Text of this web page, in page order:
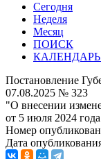
Сегодня
Неделя
Месяц
ПОИСК
Постановление
07.08.2025 № 323
"О внесении
от 5 июля 2024
Номер
Дата